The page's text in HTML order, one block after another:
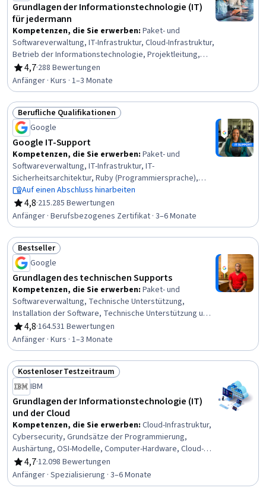
Grundlagen der Informationstechnologie (IT)
für jedermann
Kompetenzen, die Sie erwerben: Paket- und
Softwareverwaltung, IT-Infrastruktur, Cloud-Infrastruktur,
Betrieb der Informationstechnologie, Projektleitung,
Cybersecurity, Installation der Software, Technische
Unterstützung und Dienstleistungen, Betriebssysteme,
Cyber-Angriffe, Computer-Hardware, Computer-
Vernetzung, Datenbank-Software, Netzwerk-
Fehlerbehebung, Informationstechnologie,
Datenspeicherung, Allgemeine Netzwerkarbeit,
Helpdesk-Unterstützung, Cloud Computing, Schulung
zum Bewusstsein für Computersicherheit
4,7
Bewertung, 4,7 von 5 Sternen
·288 Bewertungen
Anfänger · Kurs · 1–3 Monate
Status: Berufliche Qualifikationen
Berufliche Qualifikationen
Google
Google IT-Support
Kompetenzen, die Sie erwerben: Paket- und
Softwareverwaltung, IT-Infrastruktur, IT-
Sicherheitsarchitektur, Ruby (Programmiersprache),
Desktop-Unterstützung, Chef (Werkzeug zur
Konfigurationsverwaltung), Git (Versionskontrollsystem),
Computer-Vernetzung, Netzwerkverwaltung,
Systemverwaltung, Sicherheit von
Informationssystemen, IT-Automatisierung, Netzwerk-
Fehlerbehebung, Verwaltung des Betriebssystems,
Interviewing-Fähigkeiten, Netzwerksicherheit,
Allgemeine Netzwerkarbeit, Web-Präsenz,
Versionskontrolle, TCP/IP
Auf einen Abschluss hinarbeiten
4,8
Bewertung, 4,8 von 5 Sternen
·215.285 Bewertungen
Anfänger · Berufsbezogenes Zertifikat · 3–6 Monate
Status: Bestseller
Bestseller
Google
Grundlagen des technischen Supports
Kompetenzen, die Sie erwerben: Paket- und
Softwareverwaltung, Technische Unterstützung,
Installation der Software, Technische Unterstützung und
Dienstleistungen, Desktop-Unterstützung, Netzwerk-
Unterstützung, Computer-Hardware, Computer-
Vernetzung, Kundenbetreuung, Linux, System-
Unterstützung, Computer-Systeme, Software-
Dokumentation, Endbenutzerschulung und -
unterstützung, Informationstechnologie, Technisches
Schreiben, Allgemeine Netzwerkarbeit, Helpdesk-
Unterstützung, Hardware-Fehlerbehebung, Technische
Dokumentation
4,8
Bewertung, 4,8 von 5 Sternen
·164.531 Bewertungen
Anfänger · Kurs · 1–3 Monate
Status: Kostenloser Testzeitraum
Kostenloser Testzeitraum
IBM
Grundlagen der Informationstechnologie (IT)
und der Cloud
Kompetenzen, die Sie erwerben: Cloud-Infrastruktur,
Cybersecurity, Grundsätze der Programmierung,
Aushärtung, OSI-Modelle, Computer-Hardware, Cloud-
Dienste, E-Mail-Sicherheit, Generative KI, Generative AI-
Agenten, Cloud-Entwicklung, Datenbank-Verwaltung,
Computerprogrammierung, Peripheriegeräte, Cloud-
4,7
Bewertung, 4,7 von 5 Sternen
·12.098 Bewertungen
Anfänger · Spezialisierung · 3–6 Monate